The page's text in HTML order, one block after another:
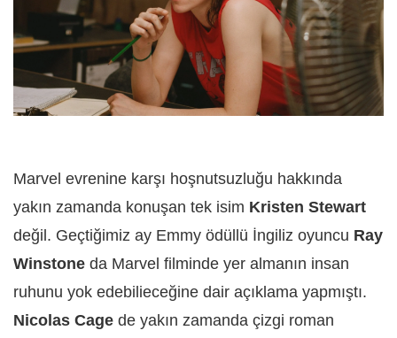
Marvel evrenine karşı hoşnutsuzluğu hakkında
yakın zamanda konuşan tek isim Kristen Stewart
değil. Geçtiğimiz ay Emmy ödüllü İngiliz oyuncu Ray
Winstone da Marvel filminde yer almanın insan
ruhunu yok edebilieceğine dair açıklama yapmıştı.
Nicolas Cage de yakın zamanda çizgi roman